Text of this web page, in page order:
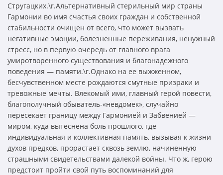
Стругацких.\r.Альтернативный стерильный мир страны
Гармонии во имя счастья своих граждан и собственной
стабильности очищен от всего, что может вызвать
негативные эмоции, болезненные переживания, ненужный
стресс, но в первую очередь от главного врага
умиротворенного существования и благонадежного
поведения — памяти.\r.Однако на ее выжженном,
бесчувственном месте рождаются смутные призраки и
тревожные мечты. Влекомый ими, главный герой повести,
благополучный обыватель-«невдомек», случайно
пересекает границу между Гармонией и Забвенией —
миром, куда вытеснена боль прошлого, где
индивидуальная и коллективная память, вызывая к жизни
духов предков, прорастает сквозь землю, начиненную
страшными свидетельствами далекой войны. Что ж, герою
предстоит пройти свой путь воспоминаний для